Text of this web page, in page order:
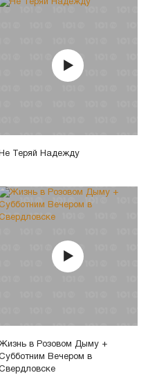
Не Теряй Надежду
в Розовом Дыму +
Вечером в